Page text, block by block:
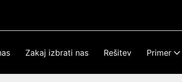
Zakaj izbrati nas Rešitev Primer